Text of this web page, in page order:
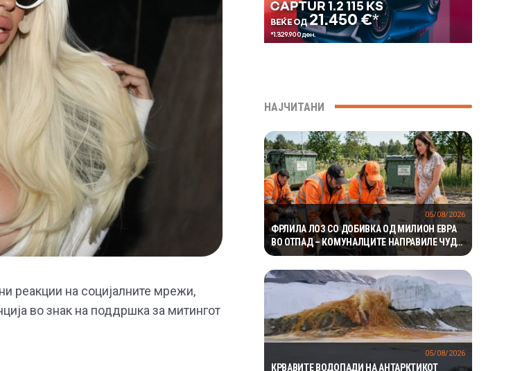
реакции на социјалните мрежи,
во знак на поддршка за митингот
НАЈЧИТАНИ
ФРЛИЛА ЛОЗ СО ДОБИВКА ОД МИЛИОН ЕВРА
ВО ОТПАД – КОМУНАЛЦИТЕ НАПРАВИЛЕ ЧУДО
ЗА ДА ГО ПРОНАЈДАТ
05/08/2026
КРВАВИТЕ ВОДОПАДИ НА АНТАРКТИКОТ
05/08/2026